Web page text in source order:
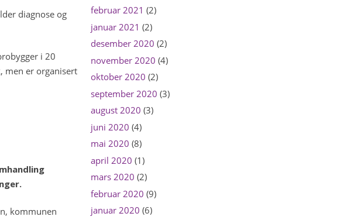
diagnose og
i 20
men er organisert
kommunen
februar 2021 (2)
januar 2021 (2)
desember 2020 (2)
november 2020 (4)
oktober 2020 (2)
september 2020 (3)
august 2020 (3)
juni 2020 (4)
mai 2020 (8)
april 2020 (1)
mars 2020 (2)
februar 2020 (9)
januar 2020 (6)